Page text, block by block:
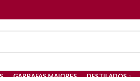
GARRAFAS MAIORES DESTILADOS